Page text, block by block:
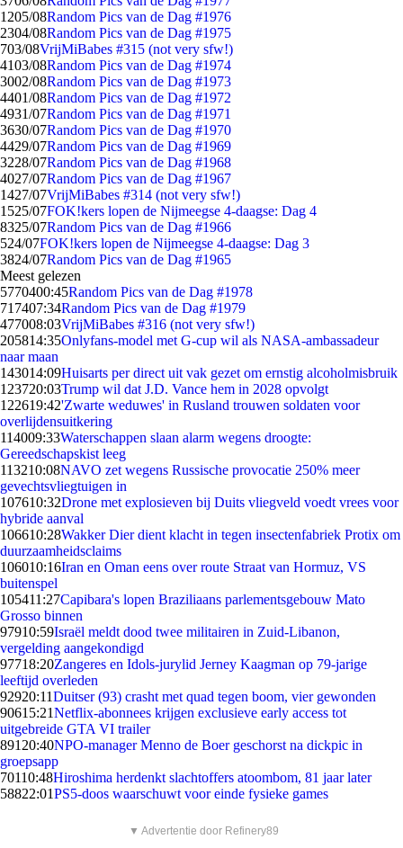
1205/08Random Pics van de Dag #1976
2304/08Random Pics van de Dag #1975
703/08VrijMiBabes #315 (not very sfw!)
4103/08Random Pics van de Dag #1974
3002/08Random Pics van de Dag #1973
4401/08Random Pics van de Dag #1972
4931/07Random Pics van de Dag #1971
3630/07Random Pics van de Dag #1970
4429/07Random Pics van de Dag #1969
3228/07Random Pics van de Dag #1968
4027/07Random Pics van de Dag #1967
1427/07VrijMiBabes #314 (not very sfw!)
1525/07FOK!kers lopen de Nijmeegse 4-daagse: Dag 4
8325/07Random Pics van de Dag #1966
524/07FOK!kers lopen de Nijmeegse 4-daagse: Dag 3
3824/07Random Pics van de Dag #1965
Meest gelezen
5770400:45Random Pics van de Dag #1978
717407:34Random Pics van de Dag #1979
477008:03VrijMiBabes #316 (not very sfw!)
205814:35Onlyfans-model met G-cup wil als NASA-ambassadeur
naar maan
143014:09Huisarts per direct uit vak gezet om ernstig alcoholmisbruik
123720:03Trump wil dat J.D. Vance hem in 2028 opvolgt
122619:42'Zwarte weduwes' in Rusland trouwen soldaten voor
overlijdensuitkering
114009:33Waterschappen slaan alarm wegens droogte:
Gereedschapskist leeg
113210:08NAVO zet wegens Russische provocatie 250% meer
gevechtsvliegtuigen in
107610:32Drone met explosieven bij Duits vliegveld voedt vrees voor
hybride aanval
106610:28Wakker Dier dient klacht in tegen insectenfabriek Protix om
duurzaamheidsclaims
106010:16Iran en Oman eens over route Straat van Hormuz, VS
buitenspel
105411:27Capibara's lopen Braziliaans parlementsgebouw Mato
Grosso binnen
97910:59Israël meldt dood twee militairen in Zuid-Libanon,
vergelding aangekondigd
97718:20Zangeres en Idols-jurylid Jerney Kaagman op 79-jarige
leeftijd overleden
92920:11Duitser (93) crasht met quad tegen boom, vier gewonden
90615:21Netflix-abonnees krijgen exclusieve early access tot
uitgebreide GTA VI trailer
891 20:40NPO-manager Menno de Boer geschorst na dickpic in
groepsapp
70110:48Hiroshima herdenkt slachtoffers atoombom, 81 jaar later
58822:01PS5-doos waarschuwt voor einde fysieke games
▼ Advertentie door Refinery89